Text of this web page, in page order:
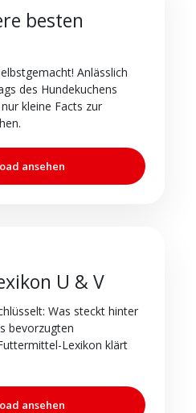
besten
Anlässlich
des Hundekuchens
kleine Facts zur
ansehen
U & V
Was steckt hinter
bevorzugten
Lexikon klärt
ansehen